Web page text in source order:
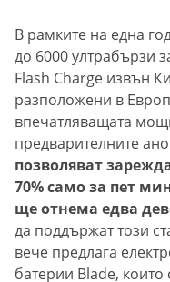
В рамките на една
до 6000 ултрабързи
Flash Charge извън
разположени в
впечатляващата
предварителните
позволяват
70% само за пет
ще отнема едва
да поддържат този
вече предлага
батерии Blade,